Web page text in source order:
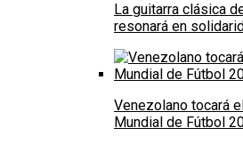
La guitarra clásica
resonará en
Venezolano tocará
Mundial de Fútbol